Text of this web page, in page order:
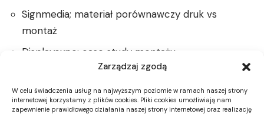
Zarządzaj zgodą
W celu świadczenia usług na najwyższym poziomie w ramach naszej strony
internetowej korzystamy z plików cookies. Pliki cookies umożliwiają nam
zapewnienie prawidłowego działania naszej strony internetowej oraz realizację
Signmedia; materiał porównawczy druk vs
montaż
Displayexpo; case study montażu
Drukarniapremium; opis oferty druku i montażu
Wybór druku z montażem jest najbardziej